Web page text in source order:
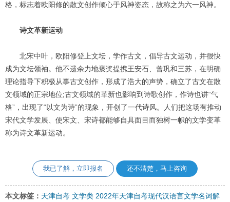
格，标志着欧阳修的散文创作倾心于风神姿态，故称之为六一风神。
诗文革新运动
北宋中叶，欧阳修登上文坛，学作古文，倡导古文运动，并很快
成为文坛领袖。他不遗余力地褒奖提携王安石、曾巩和三苏，在明确
理论指导下积极从事古文创作，形成了浩大的声势，确立了古文在散
文领域的正宗地位;古文领域的革新也影响到诗歌创作，作诗也讲“气
格”，出现了“以文为诗”的现象，开创了一代诗风。人们把这场有推动
宋代文学发展、使宋文、宋诗都能够自具面目而独树一帜的文学变革
称为诗文革新运动。
我已了解，立即报名 还不清楚，马上咨询
本文标签： 天津自考 文学类 2022年天津自考现代汉语言文学名词解